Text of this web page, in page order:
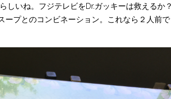
しいね。フジテレビをDr.ガッキーは救えるか
ープとのコンビネーション。これなら２人前